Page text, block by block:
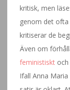
kritisk, men
genom det
kritiserar de
Även om
feministiskt
Ifall Anna